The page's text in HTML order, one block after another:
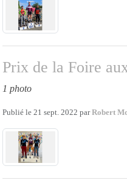
Prix de la Foire
1 photo
Publié le 21 sept. 2022 parRobert